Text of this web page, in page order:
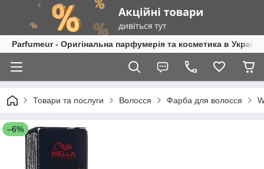
Parfumeur - Оригінальна парфумерія та косметика в Україні
Товари та послуги Волосся Фарба для волосся
–6%